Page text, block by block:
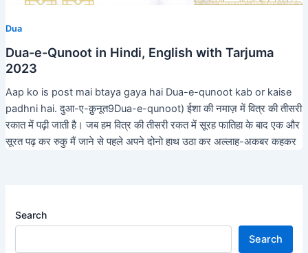
Dua
Dua-e-Qunoot in Hindi, English with Tarjuma
2023
Aap ko is post mai btaya gaya hai Dua-e-qunoot kab or kaise
padhni hai. दुआ-ए-क़ुनूत9Dua-e-qunoot) ईशा की नमाज़ में वित्र की तीसरी
रकात में पढ़ी जाती है। जब हम वित्र की तीसरी रकत में सूरह फातिहा के बाद एक और
सूरत पढ़ कर रुकु मैं जाने से पहले अपने दोनो हाथ उठा कर अल्लाह-अकबर कहकर
Search
Search